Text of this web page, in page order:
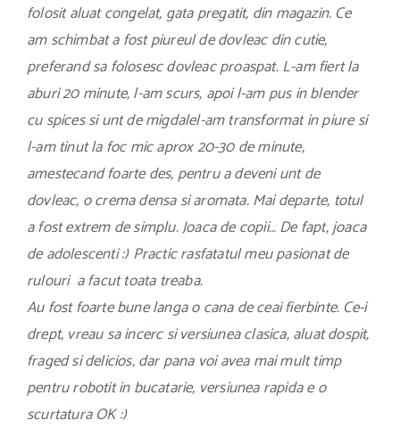
folosit aluat congelat, gata pregatit, din magazin. Ce
am schimbat a fost piureul de dovleac din cutie,
preferand sa folosesc dovleac proaspat. L-am fiert la
aburi 20 minute, l-am scurs, apoi l-am pus in blender
cu spices si unt de migdalel-am transformat in piure si
l-am tinut la foc mic aprox 20-30 de minute,
amestecand foarte des, pentru a deveni unt de
dovleac, o crema densa si aromata. Mai departe, totul
a fost extrem de simplu. Joaca de copii… De fapt, joaca
de adolescenti :) Practic rasfatatul meu pasionat de
rulouri a facut toata treaba.
Au fost foarte bune langa o cana de ceai fierbinte. Ce-i
drept, vreau sa incerc si versiunea clasica, aluat dospit,
fraged si delicios, dar pana voi avea mai mult timp
pentru robotit in bucatarie, versiunea rapida e o
scurtatura OK :)